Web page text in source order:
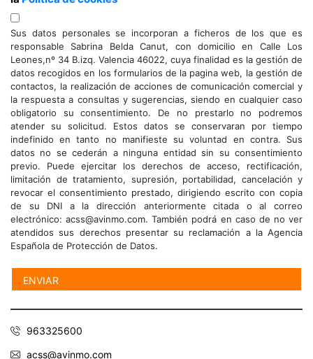
Sus datos personales se incorporan a ficheros de los que es
responsable Sabrina Belda Canut, con domicilio en Calle Los
Leones,nº 34 B.izq. Valencia 46022, cuya finalidad es la gestión de
datos recogidos en los formularios de la pagina web, la gestión de
contactos, la realización de acciones de comunicación comercial y
la respuesta a consultas y sugerencias, siendo en cualquier caso
obligatorio su consentimiento. De no prestarlo no podremos
atender su solicitud. Estos datos se conservaran por tiempo
indefinido en tanto no manifieste su voluntad en contra. Sus
datos no se cederán a ninguna entidad sin su consentimiento
previo. Puede ejercitar los derechos de acceso, rectificación,
limitación de tratamiento, supresión, portabilidad, cancelación y
revocar el consentimiento prestado, dirigiendo escrito con copia
de su DNI a la dirección anteriormente citada o al correo
electrónico: acss@avinmo.com. También podrá en caso de no ver
atendidos sus derechos presentar su reclamación a la Agencia
Española de Protección de Datos.
963325600
acss@avinmo.com